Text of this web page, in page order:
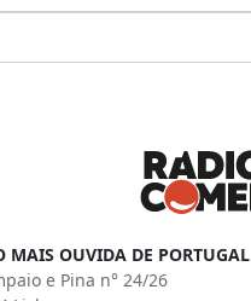
MAIS OUVIDA DE PORTUGAL
e Pina n° 24/26